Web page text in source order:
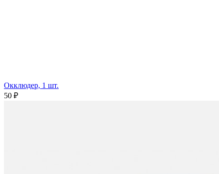
Окклюдер, 1 шт.
50 ₽